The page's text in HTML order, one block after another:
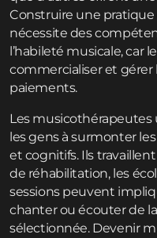
Construire une
nécessite des
l’habileté musicale, car
commercialiser et gérer
paiements.
Les
les gens à surmonter
et cognitifs. Ils
de réhabilitation, les
sessions peuvent
chanter ou écouter de
sélectionnée. Devenir